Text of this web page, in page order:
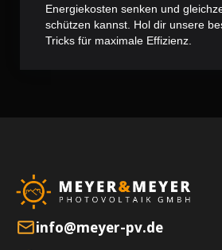
Energiekosten senken und
schützen kannst. Hol dir unsere
Tricks für maximale Effizienz.
info@meyer-pv.de